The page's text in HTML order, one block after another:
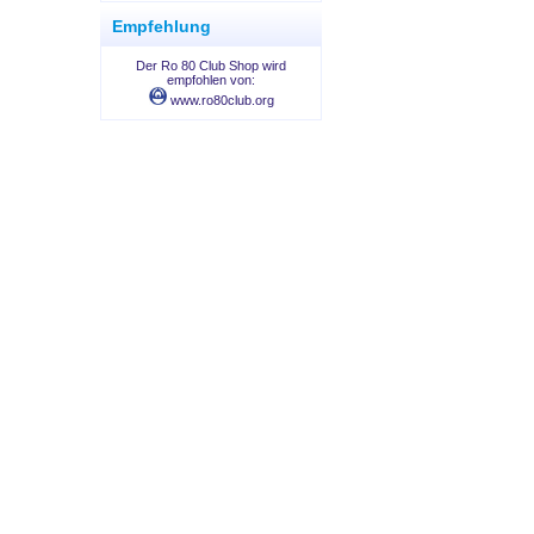
Empfehlung
Der Ro 80 Club Shop wird
empfohlen von:
www.ro80club.org